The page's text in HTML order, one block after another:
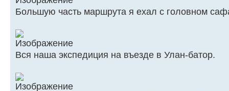
Большую часть маршрута я ехал с головном
Вся наша экспедиция на въезде в Улан-батор.